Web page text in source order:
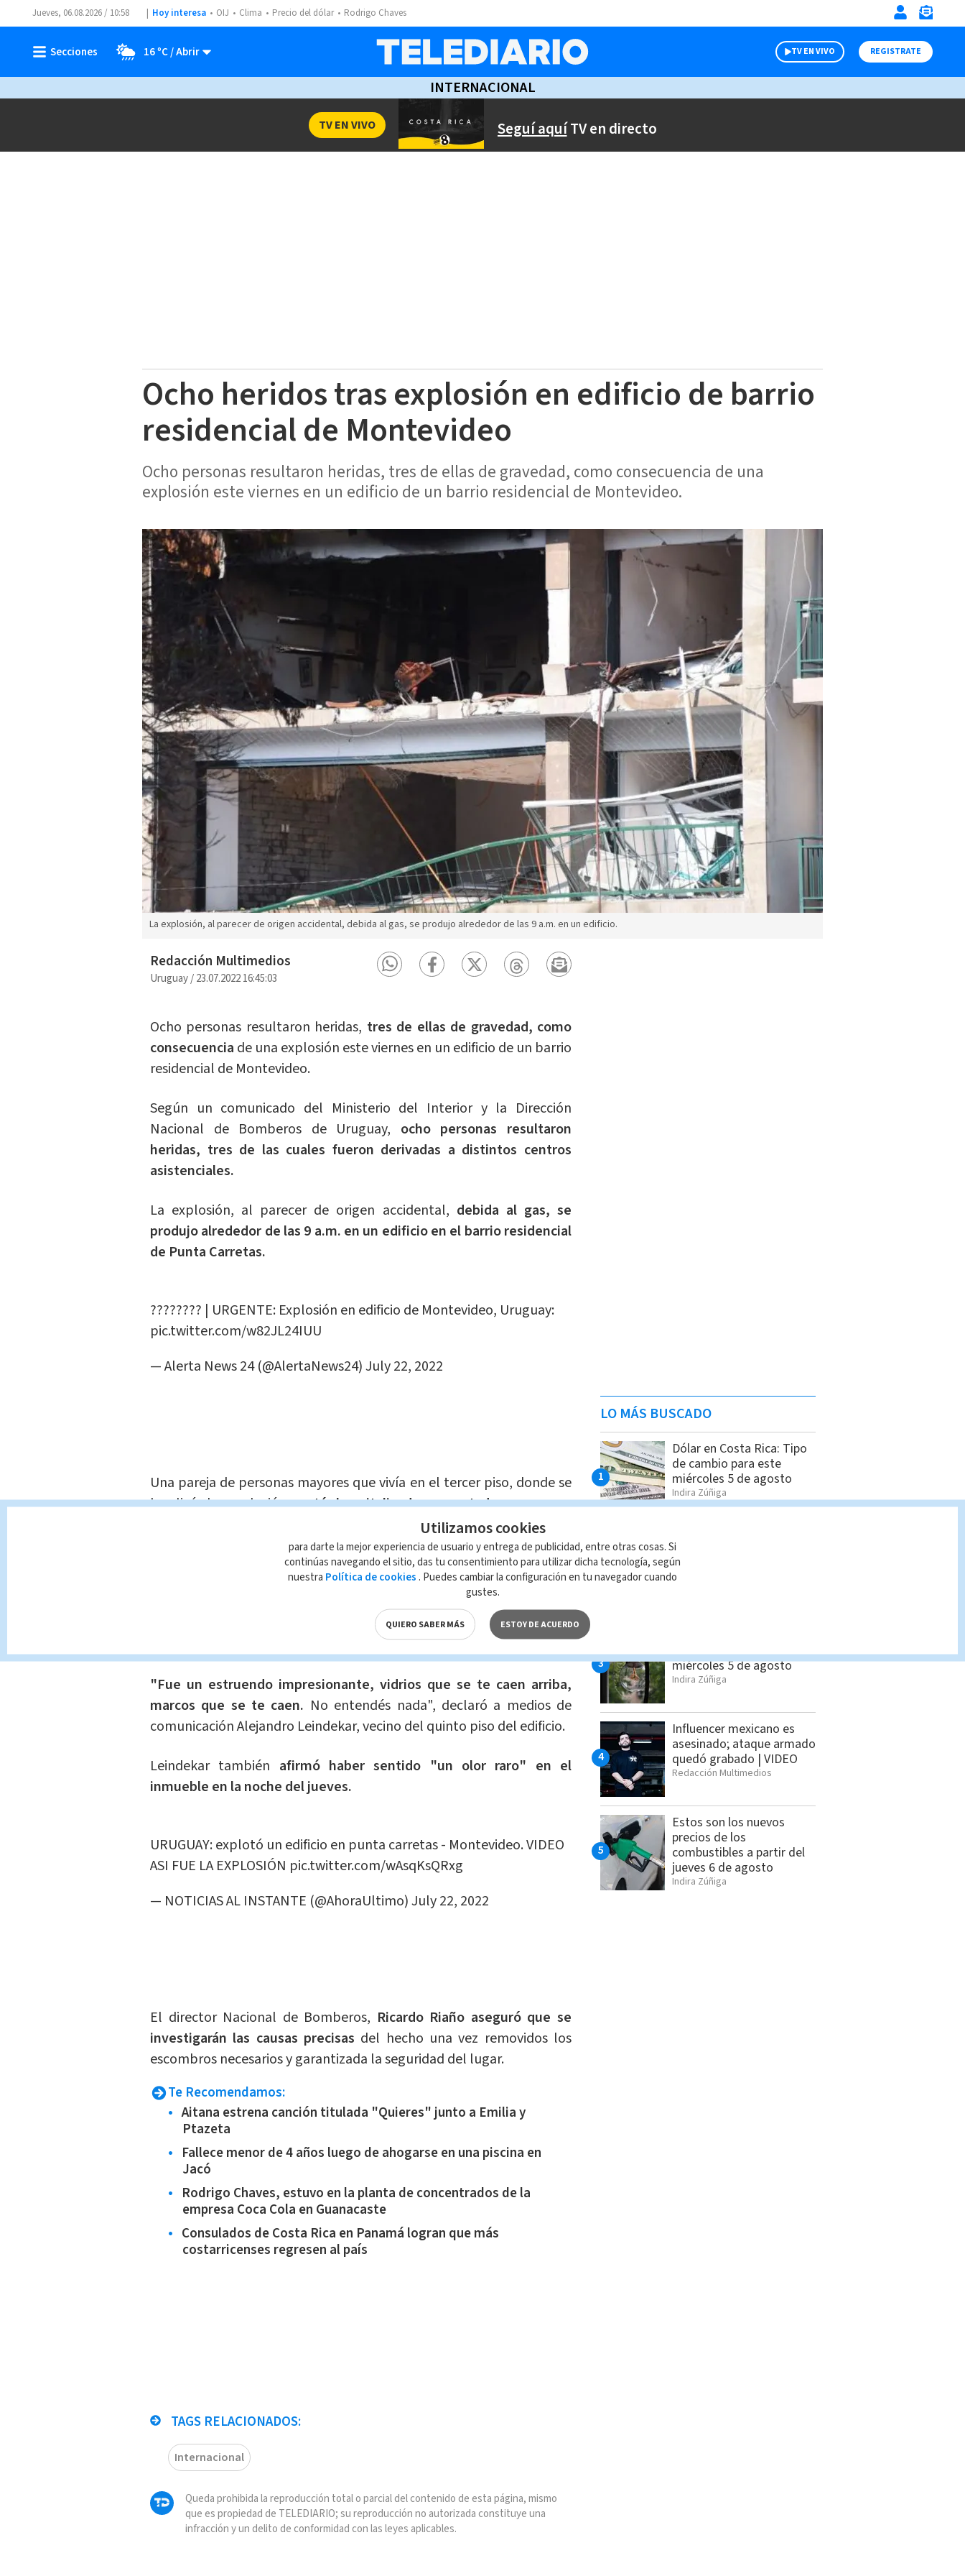
Jueves, 06.08.2026 / 10:58 Hoy interesa OIJ Clima Precio del dólar Rodrigo Chaves
16 ºC TV EN VIVO REGISTRATE
INTERNACIONAL
Seguí aquíTV en directo
TV EN VIVO
Ocho heridos tras explosión en edificio de barrio
residencial de Montevideo
Ocho personas resultaron heridas, tres de ellas de gravedad, como consecuencia de una
explosión este viernes en un edificio de un barrio residencial de Montevideo.
La explosión, al parecer de origen accidental, debida al gas, se produjo alrededor de las 9 a.m. en un edificio.
Redacción Multimedios
Uruguay/23.07.2022 16:45:03
Ocho personas resultaron heridas, tres de ellas de gravedad, como
consecuencia de una explosión este viernes en un edificio de un barrio
residencial de Montevideo.
Según un comunicado del Ministerio del Interior y la Dirección
Nacional de Bomberos de Uruguay, ocho personas resultaron
heridas, tres de las cuales fueron derivadas a distintos centros
asistenciales.
La explosión, al parecer de origen accidental, debida al gas, se
produjo alrededor de las 9 a.m. en un edificio en el barrio residencial
de Punta Carretas.
???????? | URGENTE: Explosión en edificio de Montevideo, Uruguay:
pic.twitter.com/w82JL24IUU
— Alerta News 24 (@AlertaNews24)July 22, 2022
Una pareja de personas mayores que vivía en el tercer piso, donde se
localizó la explosión,está hospitalizada en estado grave por
quemaduras en entre el 40% y 80% de sus cuerpos.
fue trasladada a los servicios de emergencias por
intoxicación por monóxido de carbono.
onda expansiva también provocó daños en edificios cercanos y
lanzó vidrios a varios metros de distancia.
"Fue un estruendo impresionante, vidrios que se te caen arriba,
marcos que se te caen. No entendés nada", declaró a medios de
comunicación Alejandro Leindekar, vecino del quinto piso del edificio.
Leindekar también afirmó haber sentido "un olor raro" en el
inmueble en la noche del jueves.
URUGUAY: explotó un edificio en punta carretas - Montevideo. VIDEO
ASI FUE LA EXPLOSIÓN pic.twitter.com/wAsqKsQRxg
— NOTICIAS AL INSTANTE (@AhoraUltimo)July 22, 2022
El director Nacional de Bomberos, Ricardo Riaño aseguró que se
investigarán las causas precisas del hecho una vez removidos los
escombros necesarios y garantizada la seguridad del lugar.
Te Recomendamos:
Aitana estrena canción titulada "Quieres" junto a Emilia y
Ptazeta
Fallece menor de 4 años luego de ahogarse en una piscina en
Jacó
Rodrigo Chaves, estuvo en la planta de concentrados de la
empresa Coca Cola en Guanacaste
Consulados de Costa Rica en Panamá logran que más
costarricenses regresen al país
TAGS RELACIONADOS:
Internacional
Queda prohibida la reproducción total o parcial del contenido de esta página, mismo
que es propiedad de TELEDIARIO; su reproducción no autorizada constituye una
infracción y un delito de conformidad con las leyes aplicables.
LO MÁS BUSCADO
Dólar en Costa Rica: Tipo
de cambio para este
miércoles 5 de agosto
Indira Zúñiga
Araya tilda a Laura
Fernández de "hacerse la
tontita" en el Plenario
servicio eléctrico el
miércoles 5 de agosto
Indira Zúñiga
Influencer mexicano es
asesinado; ataque armado
quedó grabado | VIDEO
Redacción Multimedios
Estos son los nuevos
precios de los
combustibles a partir del
jueves 6 de agosto
Indira Zúñiga
Utilizamos cookies
para darte la mejor experiencia de usuario y entrega de publicidad, entre otras cosas. Si
continúas navegando el sitio, das tu consentimiento para utilizar dicha tecnología, según
nuestra Política de cookies . Puedes cambiar la configuración en tu navegador cuando
gustes.
QUIERO SABER MÁS ESTOY DE ACUERDO